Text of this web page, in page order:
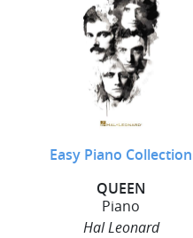
Easy Piano Collection
QUEEN
Piano
Hal Leonard